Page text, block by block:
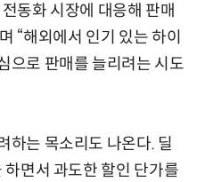
동화 시장에 대응해 판매
“해외에서 인기 있는 하이
으로 판매를 늘리려는 시도
하는 목소리도 나온다. 딜
하면서 과도한 할인 단가를